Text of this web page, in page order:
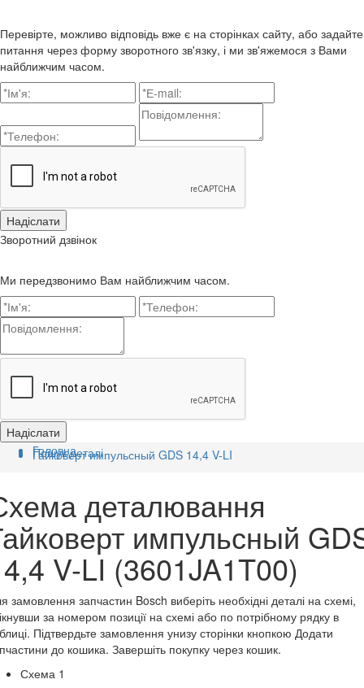
Перевірте, можливо відповідь вже є на сторінках сайту, або задайте
питання через форму зворотного зв'язку, і ми зв'яжемося з Вами
найближчим часом.
Зворотний дзвінок
Ми передзвонимо Вам найближчим часом.
Головна
Пошук деталі
Гайковерт импульсный GDS 14,4 V-LI
деталювання
импульсный
V-LI (3601JA1T00)
замовлення запчастин Bosch виберіть необхідні деталі на схемі,
за номером позиції на схемі або по потрібному рядку в
Підтвердьте замовлення унизу сторінки кнопкою Додати
до кошика. Завершіть покупку через кошик.
Схема 1